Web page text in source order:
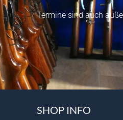
Termine sind auch
SHOP INFO